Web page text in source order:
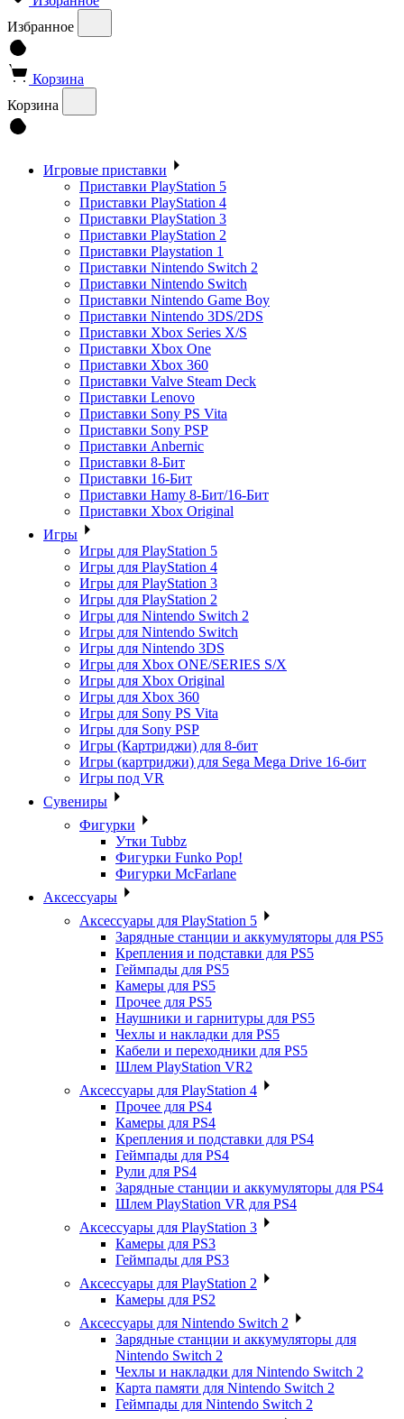
Избранное
Корзина
Корзина
Игровые приставки
Приставки PlayStation 5
Приставки PlayStation 4
Приставки PlayStation 3
Приставки PlayStation 2
Приставки Playstation 1
Приставки Nintendo Switch 2
Приставки Nintendo Switch
Приставки Nintendo Game Boy
Приставки Nintendo 3DS/2DS
Приставки Xbox Series X/S
Приставки Xbox One
Приставки Xbox 360
Приставки Valve Steam Deck
Приставки Lenovo
Приставки Sony PS Vita
Приставки Sony PSP
Приставки Anbernic
Приставки 8-Бит
Приставки 16-Бит
Приставки Hamy 8-Бит/16-Бит
Приставки Xbox Original
Игры
Игры для PlayStation 5
Игры для PlayStation 4
Игры для PlayStation 3
Игры для PlayStation 2
Игры для Nintendo Switch 2
Игры для Nintendo Switch
Игры для Nintendo 3DS
Игры для Xbox ONE/SERIES S/X
Игры для Xbox Original
Игры для Xbox 360
Игры для Sony PS Vita
Игры для Sony PSP
Игры (Картриджи) для 8-бит
Игры (картриджи) для Sega Mega Drive 16-бит
Игры под VR
Сувениры
Фигурки
Утки Tubbz
Фигурки Funko Pop!
Фигурки McFarlane
Аксессуары
Аксессуары для PlayStation 5
Зарядные станции и аккумуляторы для PS5
Крепления и подставки для PS5
Геймпады для PS5
Камеры для PS5
Прочее для PS5
Наушники и гарнитуры для PS5
Чехлы и накладки для PS5
Кабели и переходники для PS5
Шлем PlayStation VR2
Аксессуары для PlayStation 4
Прочее для PS4
Камеры для PS4
Крепления и подставки для PS4
Геймпады для PS4
Рули для PS4
Зарядные станции и аккумуляторы для PS4
Шлем PlayStation VR для PS4
Аксессуары для PlayStation 3
Камеры для PS3
Геймпады для PS3
Аксессуары для PlayStation 2
Камеры для PS2
Аксессуары для Nintendo Switch 2
Зарядные станции и аккумуляторы для
Nintendo Switch 2
Чехлы и накладки для Nintendo Switch 2
Карта памяти для Nintendo Switch 2
Геймпады для Nintendo Switch 2